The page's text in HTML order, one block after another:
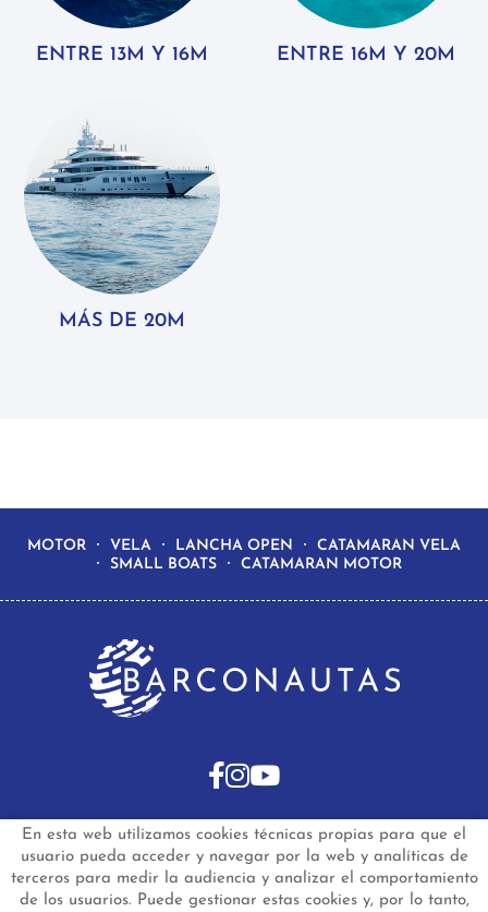
ENTRE 13M Y 16M ENTRE 16M Y 20M
MÁS DE 20M
En esta web utilizamos cookies técnicas propias para que el
usuario pueda acceder y navegar por la web y analíticas de
terceros para medir la audiencia y analizar el comportamiento
de los usuarios. Puede gestionar estas cookies y, por lo tanto,
MOTOR VELA LANCHA OPEN
CATAMARAN VELA
SMALL BOATS
CATAMARAN MOTOR
INICIO
BARCOS DE SEGUNDA MANO
BARCOS NUEVOS EN STOCK
NOTICIAS
PREGUNTAS FRECUENTES
CONTACTO